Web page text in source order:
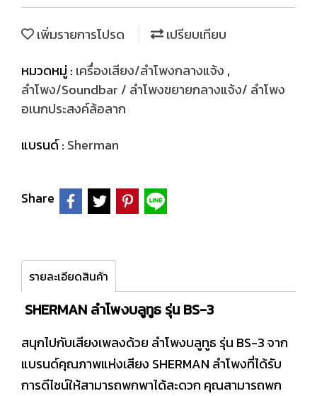
เพิ่มรายการโปรด
เปรียบเทียบ
หมวดหมู่ : เครื่องเสียง/ลำโพงกลางแจ้ง ,
ลำโพง/Soundbar / ลำโพงขยายกลางแจ้ง/ ลำโพง
อเนกประสงค์ล้อลาก
แบรนด์ : Sherman
Share
รายละเอียดสินค้า
SHERMAN ลำโพงบลูทูธ รุ่น BS-3
สนุกไปกับเสียงเพลงด้วย ลำโพงบลูทูธ รุ่น BS-3 จาก
แบรนด์คุณภาพแห่งเสียง SHERMAN ลำโพงที่ได้รับ
การดีไซน์ให้สามารถพกพาได้สะดวก คุณสามารถพก